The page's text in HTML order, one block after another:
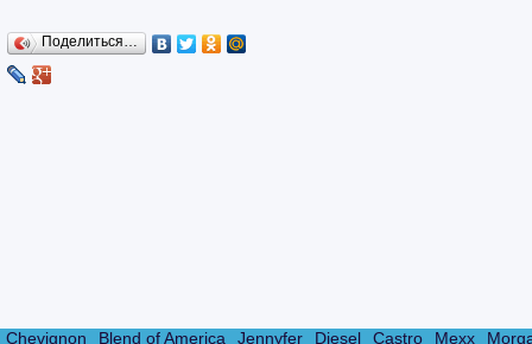
Поделиться…
Chevignon Blend of America Jennyfer Diesel Castro Mexx